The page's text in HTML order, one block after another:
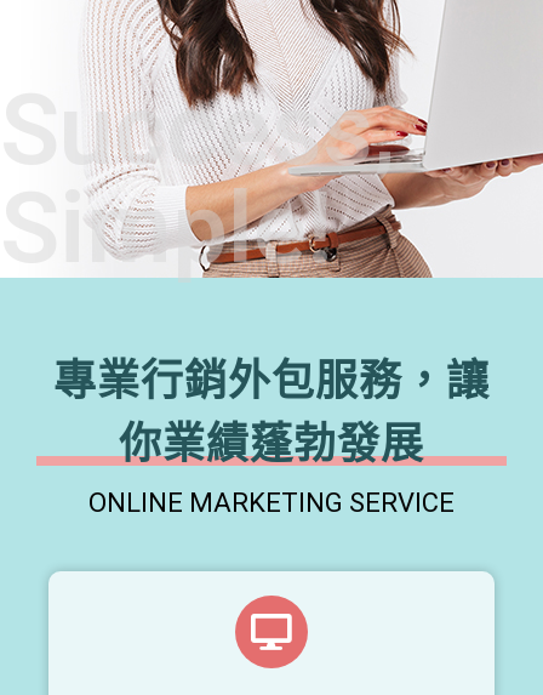
Success,
Simple!
專業行銷外包服務，讓
你業績蓬勃發展
ONLINE MARKETING SERVICE